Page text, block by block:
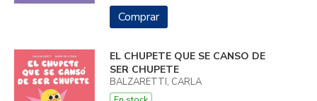
Comprar
EL CHUPETE QUE SE CANSO DE
SER CHUPETE
BALZARETTI, CARLA